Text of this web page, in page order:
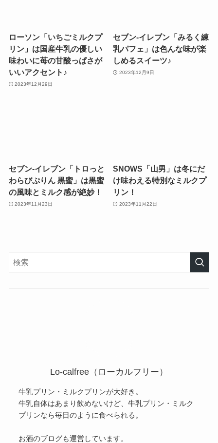
ローソン「いちごミルクプ
リン」は国産牛乳の優しい
味わいに苺の甘酸っぱさが
いいアクセント♪
2023年12月29日
セブン-イレブン「みるく練
乳パフェ」は色んな味が楽
しめるスイーツ♪
2023年12月9日
セブン-イレブン「トロっと
わらびぷりん 黒蜜」は黒蜜
の風味とミルク感が絶妙！
2023年11月23日
SNOWS「山男」は冬にだ
け味わえる特別なミルクプ
リン！
2023年11月22日
Lo-calfree（ローカルフリー）
牛乳プリン・ミルクプリンが大好き。
牛乳自体はあまり飲めないけど、牛乳プリン・ミルク
プリンなら毎日のように食べられる。
お酒のブログも運営しています。